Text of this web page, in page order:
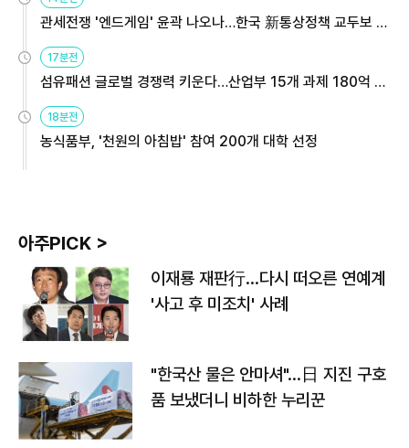
관세전쟁 '엔드게임' 윤곽 나오나…한국 新통상정책 교두보 활
용해야
17분전
섬유패션 글로벌 경쟁력 키운다…산업부 15개 과제 180억 지
원
18분전
농식품부, '천원의 아침밥' 참여 200개 대학 선정
아주PICK >
이재룡 재판行…다시 떠오른 연예계
'사고 후 미조치' 사례
"한국산 물은 안마셔"…日 지진 구호
품 보냈더니 비하한 누리꾼